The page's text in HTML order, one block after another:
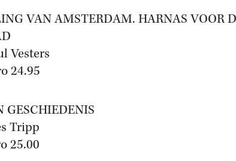
VAN AMSTERDAM. HARNAS VOOR
Vesters
24.95
GESCHIEDENIS
Tripp
25.00